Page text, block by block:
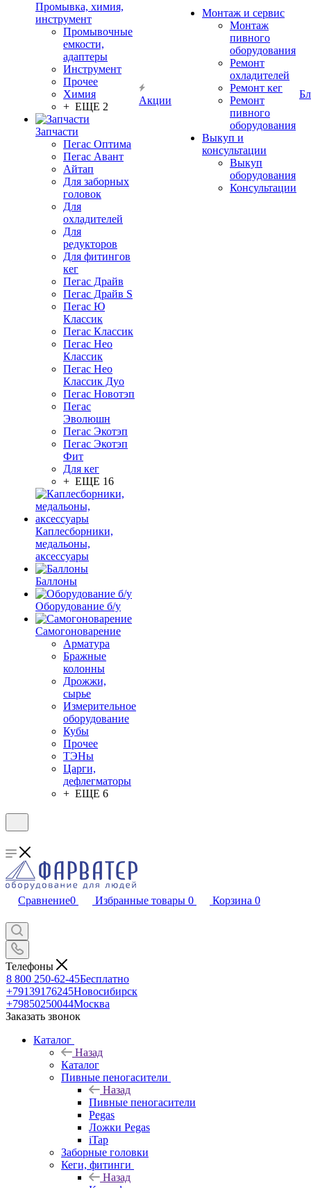
Промывка, химия,
инструмент
Промывочные
емкости,
адаптеры
Инструмент
Прочее
Химия
+ ЕЩЕ 2
Запчасти
Пегас Оптима
Пегас Авант
Айтап
Для заборных
головок
Для
охладителей
Для
редукторов
Для фитингов
кег
Пегас Драйв
Пегас Драйв S
Пегас Ю
Классик
Пегас Классик
Пегас Нео
Классик
Пегас Нео
Классик Дуо
Пегас Новотэп
Пегас
Эволюшн
Пегас Экотэп
Пегас Экотэп
Фит
Для кег
+ ЕЩЕ 16
Каплесборники,
медальоны,
аксессуары
Баллоны
Оборудование б/у
Самогоноварение
Арматура
Бражные
колонны
Дрожжи,
сырье
Измерительное
оборудование
Кубы
Прочее
ТЭНы
Царги,
дефлегматоры
+ ЕЩЕ 6
Акции
Монтаж и сервис
Монтаж
пивного
оборудования
Ремонт
охладителей
Ремонт кег
Ремонт
пивного
оборудования
Выкуп и
консультации
Выкуп
оборудования
Консультации
Сравнение0 Избранные товары 0 Корзина 0
Телефоны
8 800 250-62-45Бесплатно
+79139176245Новосибирск
+79850250044Москва
Заказать звонок
Каталог
Назад
Каталог
Пивные пеногасители
Назад
Пивные пеногасители
Pegas
Ложки Pegas
iTap
Заборные головки
Кеги, фитинги
Назад